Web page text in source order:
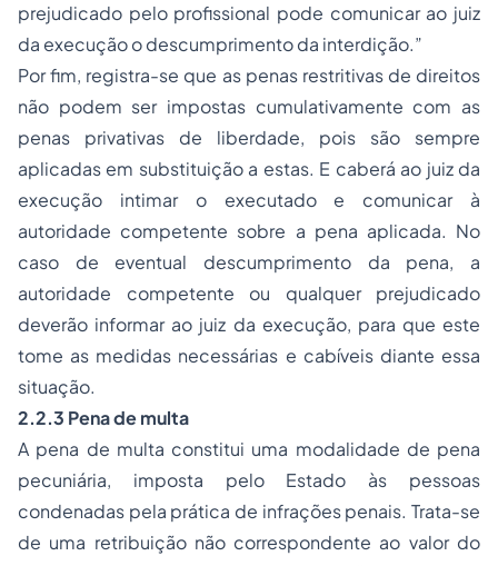
prejudicado pelo profissional pode comunicar ao juiz
da execução o descumprimento da interdição.”
Por fim, registra-se que as penas restritivas de direitos
não podem ser impostas cumulativamente com as
penas privativas de liberdade, pois são sempre
aplicadas em substituição a estas. E caberá ao juiz da
execução intimar o executado e comunicar à
autoridade competente sobre a pena aplicada. No
caso de eventual descumprimento da pena, a
autoridade competente ou qualquer prejudicado
deverão informar ao juiz da execução, para que este
tome as medidas necessárias e cabíveis diante essa
situação.
2.2.3 Pena de multa
A pena de multa constitui uma modalidade de pena
pecuniária, imposta pelo Estado às pessoas
condenadas pela prática de infrações penais. Trata-se
de uma retribuição não correspondente ao valor do